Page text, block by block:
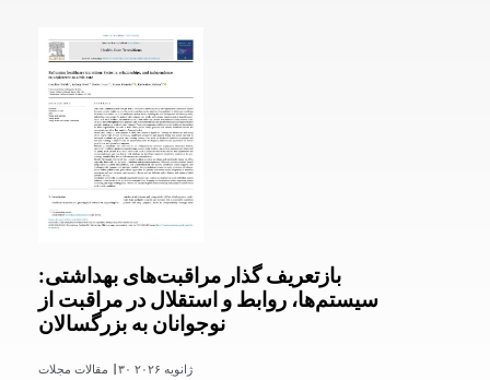
بازتعریف گذار مراقبت‌های بهداشتی:
سیستم‌ها، روابط و استقلال در مراقبت از
نوجوانان به بزرگسالان
۳۰ ژانویه ۲۰۲۶